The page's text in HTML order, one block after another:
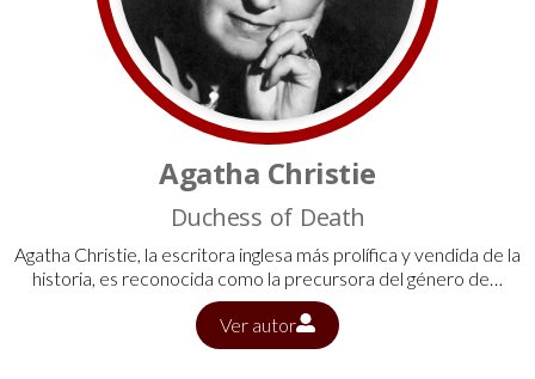
Agatha Christie
Duchess of Death
Agatha Christie, la escritora inglesa más prolífica y vendida de la
historia, es reconocida como la precursora del género de…
Ver autor